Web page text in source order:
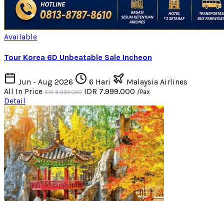
Available
Tour Korea 6D Unbeatable Sale Incheon
Jun - Aug 2026 6 Hari
Malaysia Airlines
All In Price IDR 8.999.000 IDR 7.999.000 /Pax
Detail